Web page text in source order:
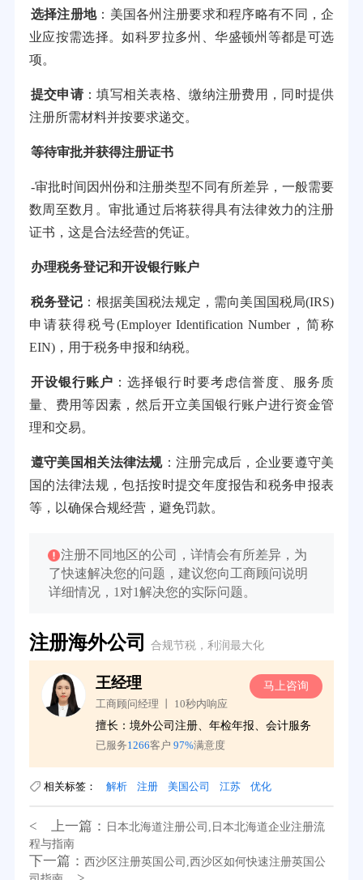
选择注册地：美国各州注册要求和程序略有不同，企
业应按需选择。如科罗拉多州、华盛顿州等都是可选
项。
提交申请：填写相关表格、缴纳注册费用，同时提供
注册所需材料并按要求递交。
等待审批并获得注册证书
-审批时间因州份和注册类型不同有所差异，一般需要
数周至数月。审批通过后将获得具有法律效力的注册
证书，这是合法经营的凭证。
办理税务登记和开设银行账户
税务登记 ：根据美国税法规定，需向美国国税局(IRS)
申请获得税号(Employer Identification Number，简称
EIN)，用于税务申报和纳税。
开设银行账户 ：选择银行时要考虑信誉度、服务质
量、费用等因素，然后开立美国银行账户进行资金管
理和交易。
遵守美国相关法律法规：注册完成后，企业要遵守美
国的法律法规，包括按时提交年度报告和税务申报表
等，以确保合规经营，避免罚款。
注册不同地区的公司，详情会有所差异，为
了快速解决您的问题，建议您向工商顾问说明
详细情况，1对1解决您的实际问题。
注册海外公司 合规节税，利润最大化
王经理
工商顾问经理 丨 10秒内响应
擅长：境外公司注册、年检年报、会计服务
已服务1266客户 97%满意度
马上咨询
相关标签： 解析 注册 美国公司 江苏 优化
< 上一篇：
日本北海道注册公司,日本北海道企业注册流
程与指南
下一篇： 西沙区注册英国公司,西沙区如何快速注册英国公